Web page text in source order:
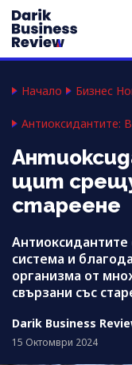
Начало Бизнес
Антиоксидантите:
щит
стареене
Антиоксидантите
система и
организма от
свързани със
Darik Business
15 Октомври 2024